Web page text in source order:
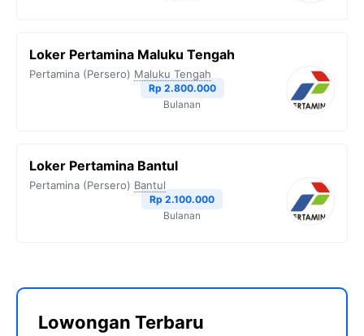
Loker Pertamina Maluku Tengah
Pertamina (Persero) Maluku Tengah
Rp 2.800.000
Bulanan
Loker Pertamina Bantul
Pertamina (Persero) Bantul
Rp 2.100.000
Bulanan
Lowongan Terbaru